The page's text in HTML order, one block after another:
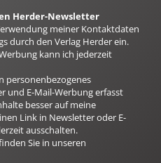
Herder-Newsletter
meiner Kontaktdaten
durch den Verlag Herder ein.
kann ich jederzeit
personenbezogenes
und E-Mail-Werbung erfasst
besser auf meine
Link in Newsletter oder E-
ausschalten.
Sie in unseren